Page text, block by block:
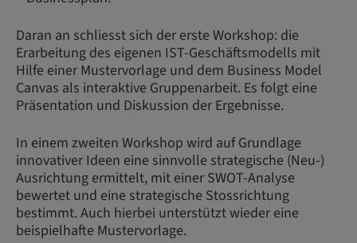
Daran an schliesst sich der erste Workshop: die
Erarbeitung des eigenen IST-Geschäftsmodells mit
Hilfe einer Mustervorlage und dem Business Model
Canvas als interaktive Gruppenarbeit. Es folgt eine
Präsentation und Diskussion der Ergebnisse.
In einem zweiten Workshop wird auf Grundlage
innovativer Ideen eine sinnvolle strategische (Neu-)
Ausrichtung ermittelt, mit einer SWOT-Analyse
bewertet und eine strategische Stossrichtung
bestimmt. Auch hierbei unterstützt wieder eine
beispielhafte Mustervorlage.